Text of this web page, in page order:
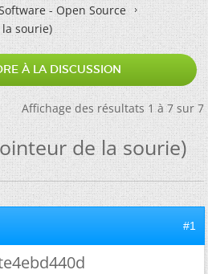
- Open Source
sourie)
À LA DISCUSSION
Affichage des résultats 1 à 7 sur 7
de la sourie)
#1